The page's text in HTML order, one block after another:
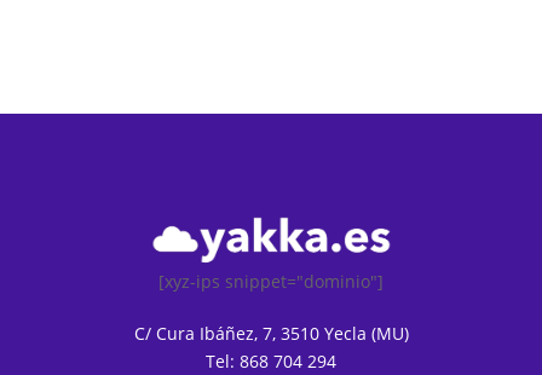
[xyz-ips snippet="dominio"]
C/ Cura Ibáñez, 7, 3510 Yecla (MU)
Tel: 868 704 294